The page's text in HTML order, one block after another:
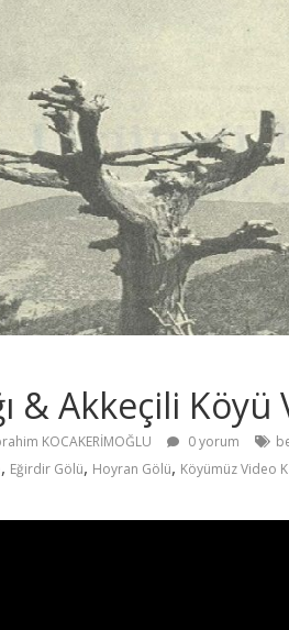
& Akkeçili Köyü
KOCAKERİMOĞLU 0 yorum
, Eğirdir Gölü, Hoyran Gölü, Köyümüz Video